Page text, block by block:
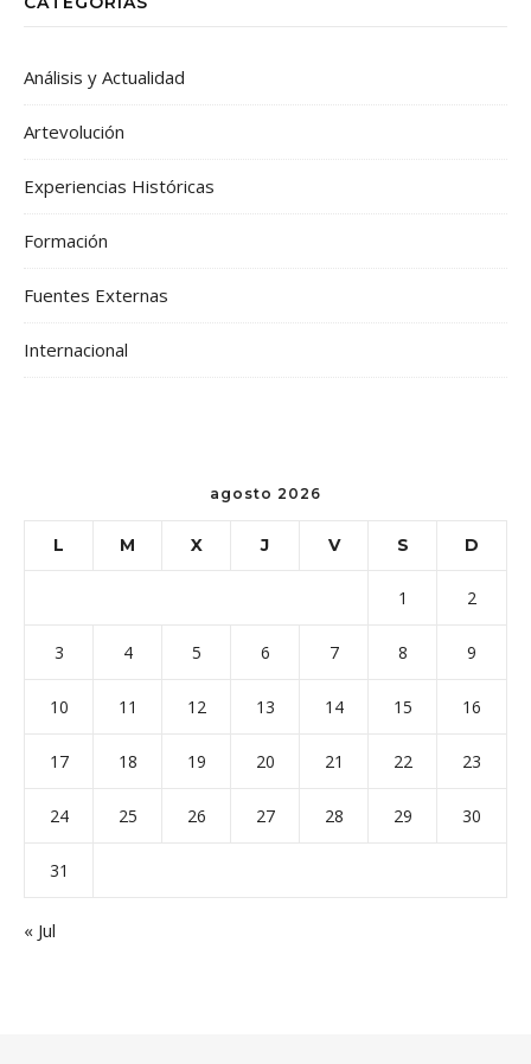
Análisis y Actualidad
Artevolución
Experiencias Históricas
Formación
Fuentes Externas
Internacional
agosto 2026
L M X J V S D
1 2
3 4 5 6 7 8 9
10 11 12 13 14 15 16
17 18 19 20 21 22 23
24 25 26 27 28 29 30
31
« Jul